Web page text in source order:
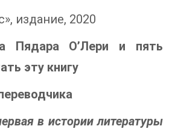
издание, 2020
Пядара О’Лери и пять
эту книгу
в истории литературы